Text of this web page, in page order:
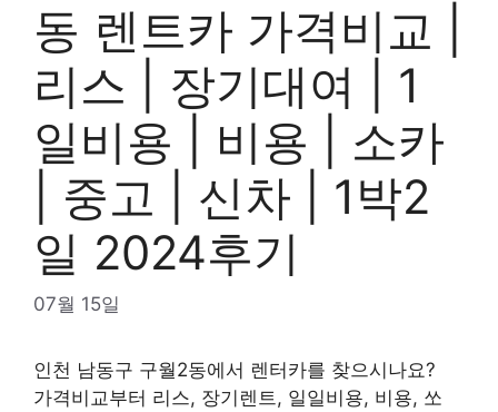
동 렌트카 가격비교 |
리스 | 장기대여 | 1
일비용 | 비용 | 소카
| 중고 | 신차 | 1박2
일 2024후기
07월 15일
인천 남동구 구월2동에서 렌터카를 찾으시나요?
가격비교부터 리스, 장기렌트, 일일비용, 비용, 쏘